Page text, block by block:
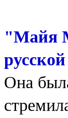
"Майя
Она